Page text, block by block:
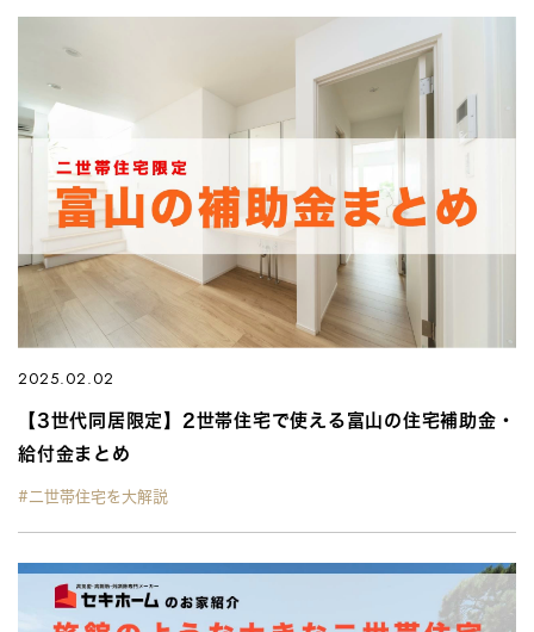
2025.02.02
【3世代同居限定】2世帯住宅で使える富山の住宅補助金・
給付金まとめ
#二世帯住宅を大解説